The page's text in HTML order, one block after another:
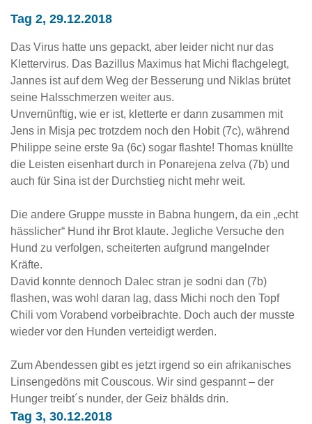
Tag 2, 29.12.2018
Das Virus hatte uns gepackt, aber leider nicht nur das
Klettervirus. Das Bazillus Maximus hat Michi flachgelegt,
Jannes ist auf dem Weg der Besserung und Niklas brütet
seine Halsschmerzen weiter aus.
Unvernünftig, wie er ist, kletterte er dann zusammen mit
Jens in Misja pec trotzdem noch den Hobit (7c), während
Philippe seine erste 9a (6c) sogar flashte! Thomas knüllte
die Leisten eisenhart durch in Ponarejena zelva (7b) und
auch für Sina ist der Durchstieg nicht mehr weit.
Die andere Gruppe musste in Babna hungern, da ein „echt
hässlicher“ Hund ihr Brot klaute. Jegliche Versuche den
Hund zu verfolgen, scheiterten aufgrund mangelnder
Kräfte.
David konnte dennoch Dalec stran je sodni dan (7b)
flashen, was wohl daran lag, dass Michi noch den Topf
Chili vom Vorabend vorbeibrachte. Doch auch der musste
wieder vor den Hunden verteidigt werden.
Zum Abendessen gibt es jetzt irgend so ein afrikanisches
Linsengedöns mit Couscous. Wir sind gespannt – der
Hunger treibt´s nunder, der Geiz bhälds drin.
Tag 3, 30.12.2018